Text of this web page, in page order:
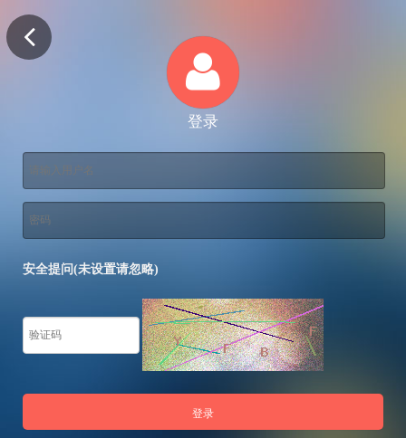
登录
安全提问(未设置请忽略)
登录